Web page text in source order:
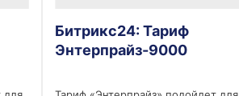
Битрикс24: Тариф
Энтерпрайз-9000